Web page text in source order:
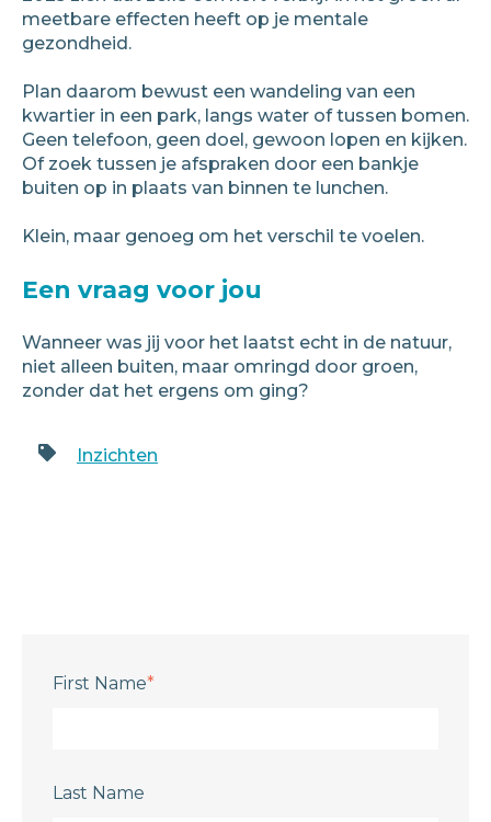
meetbare effecten heeft op je mentale
gezondheid.
Plan daarom bewust een wandeling van een
kwartier in een park, langs water of tussen bomen.
Geen telefoon, geen doel, gewoon lopen en kijken.
Of zoek tussen je afspraken door een bankje
buiten op in plaats van binnen te lunchen.
Klein, maar genoeg om het verschil te voelen.
Een vraag voor jou
Wanneer was jij voor het laatst echt in de natuur,
niet alleen buiten, maar omringd door groen,
zonder dat het ergens om ging?
Inzichten
First Name*
Last Name